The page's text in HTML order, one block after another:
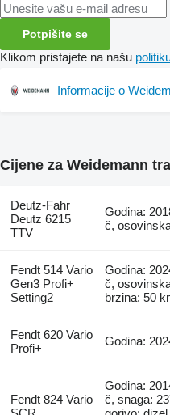
Potpišite se
Klikom pristajete na našu
Informacije o
Cijene za Weidemann
Deutz-Fahr
Deutz 6215
TTV
Godina:
č,
Fendt 514 Vario
Gen3 Profi+
Setting2
Godina:
č,
brzina: 50
Fendt 620 Vario
Profi+
Godina:
Fendt 824 Vario
Godina:
č, snaga: